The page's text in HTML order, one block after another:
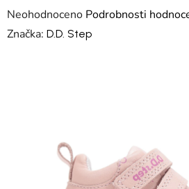
Průměrné hodnocení produktu je 0,0
Neohodnoceno Podrobnosti
Značka: D.D. Step